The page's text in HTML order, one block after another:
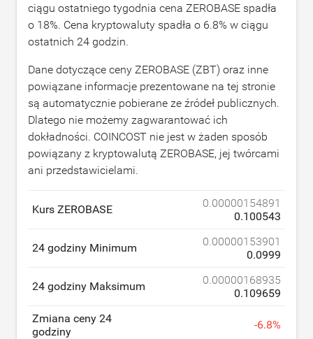
ciągu ostatniego tygodnia cena ZEROBASE spadła
o 18%. Cena kryptowaluty spadła o 6.8% w ciągu
ostatnich 24 godzin.
Dane dotyczące ceny ZEROBASE (ZBT) oraz inne
powiązane informacje prezentowane na tej stronie
są automatycznie pobierane ze źródeł publicznych.
Dlatego nie możemy zagwarantować ich
dokładności. COINCOST nie jest w żaden sposób
powiązany z kryptowalutą ZEROBASE, jej twórcami
ani przedstawicielami.
Kurs ZEROBASE
0.00000154891
0.100543
24 godziny Minimum
0.00000153901
0.0999
24 godziny Maksimum
0.00000168935
0.109659
Zmiana ceny 24
godziny
-6.8%